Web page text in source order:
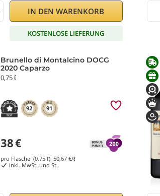
IN DEN WARENKORB
KOSTENLOSE LIEFERUNG
Brunello di Montalcino DOCG
2020 Caparzo
0,75 ℓ
92 91
38€
pro Flasche (0,75 ℓ) 50,67 €/ℓ
Inkl. MwSt. und St.